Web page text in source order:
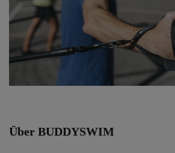
Über BUDDYSWIM